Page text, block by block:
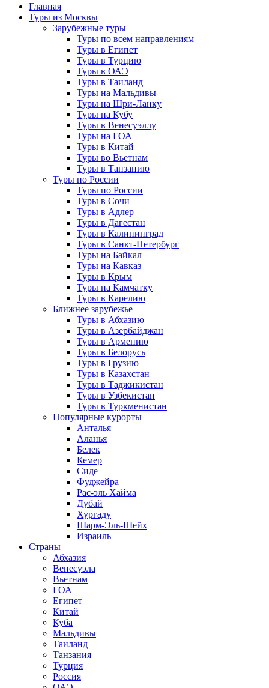
Главная
Туры из Москвы
Зарубежные туры
Туры по всем направлениям
Туры в Египет
Туры в Турцию
Туры в ОАЭ
Туры в Таиланд
Туры на Мальдивы
Туры на Шри-Ланку
Туры на Кубу
Туры в Венесуэллу
Туры на ГОА
Туры в Китай
Туры во Вьетнам
Туры в Танзанию
Туры по России
Туры по России
Туры в Сочи
Туры в Адлер
Туры в Дагестан
Туры в Калининград
Туры в Санкт-Петербург
Туры на Байкал
Туры на Кавказ
Туры в Крым
Туры на Камчатку
Туры в Карелию
Ближнее зарубежье
Туры в Абхазию
Туры в Азербайджан
Туры в Армению
Туры в Белорусь
Туры в Грузию
Туры в Казахстан
Туры в Таджикистан
Туры в Узбекистан
Туры в Туркменистан
Популярные курорты
Анталья
Аланья
Белек
Кемер
Сиде
Фуджейра
Рас-эль Хайма
Дубай
Хургаду
Шарм-Эль-Шейх
Израиль
Страны
Абхазия
Венесуэла
Вьетнам
ГОА
Египет
Китай
Куба
Мальдивы
Таиланд
Танзания
Турция
Россия